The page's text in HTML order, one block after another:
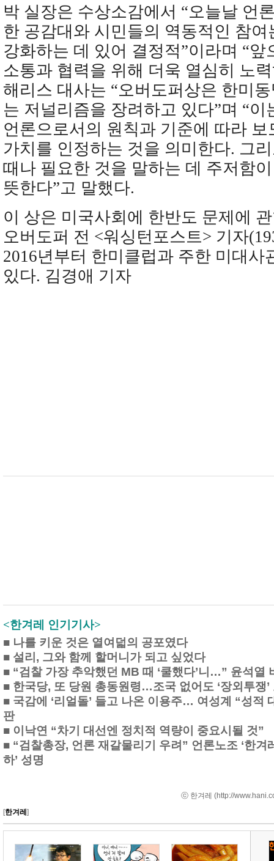
박 실장은 수상소감에서 “오늘날 언
한 공감대와 시민들의 역동적인 참
강화하는 데 있어 결정적”이라며 “앞
소통과 협력을 위해 더욱 열심히 노
해리스 대사는 “오버도퍼상은 한미
는 저널리즘을 장려하고 있다”며 “
언론으로서의 원칙과 기준에 따라
가치를 인정하는 것을 의미한다. 그
때나 필요한 것을 말하는 데 주저함
뜻한다”고 말했다.
이 상은 미국사회에 한반도 문제에
오버도퍼 전 <워싱턴포스트> 기자
2016년부터 한미클럽과 주한 미대사
있다. 김경애 기자
<한겨레 인기기사>
■ 나를 키운 것은 열여덟의 공포였다
■ 설리, 그와 함께 할머니가 되고 싶었다
■ “검찰 가장 추악했던 MB 때 ‘쿨했다’니…” 윤석열
■ 한국당, 또 당원 총동원령…조국 없어도 ‘장외투쟁’
■ 국감에 ‘리얼돌’ 들고 나온 이용주… 여성계 “성적
판
■ 이낙연 “차기 대선엔 정치적 역량이 중요시될 것”
■ “검찰총장, 언론 재갈물리기 우려” 언론노조 ‘한겨
하’ 성명
ⓒ 한겨레 (http://
[한겨레 ]